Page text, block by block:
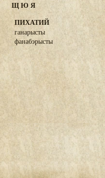
ЩЮ Я
ПИХАТИЙ
ганарысты
фанабэрысты